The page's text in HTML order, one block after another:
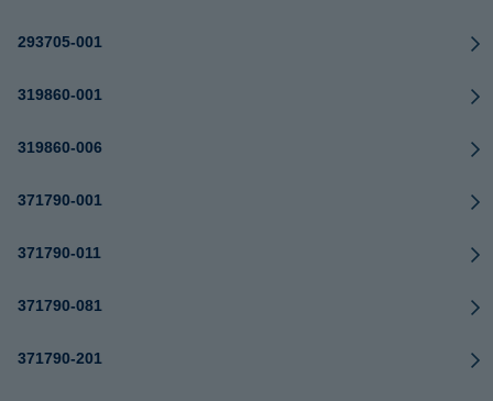
293705-001
319860-001
319860-006
371790-001
371790-011
371790-081
371790-201